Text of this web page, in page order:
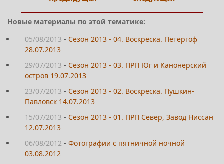
Новые материалы по этой тематике:
05/08/2013 - Сезон 2013 - 04. Воскреска. Петергоф
28.07.2013
29/07/2013 - Сезон 2013 - 03. ПРП Юг и Канонерский
остров 19.07.2013
23/07/2013 - Сезон 2013 - 02. Воскреска. Пушкин-
Павловск 14.07.2013
15/07/2013 - Сезон 2013 - 01. ПРП Север, Завод Ниссан
12.07.2013
06/08/2012 - Фотографии с пятничной ночной
03.08.2012